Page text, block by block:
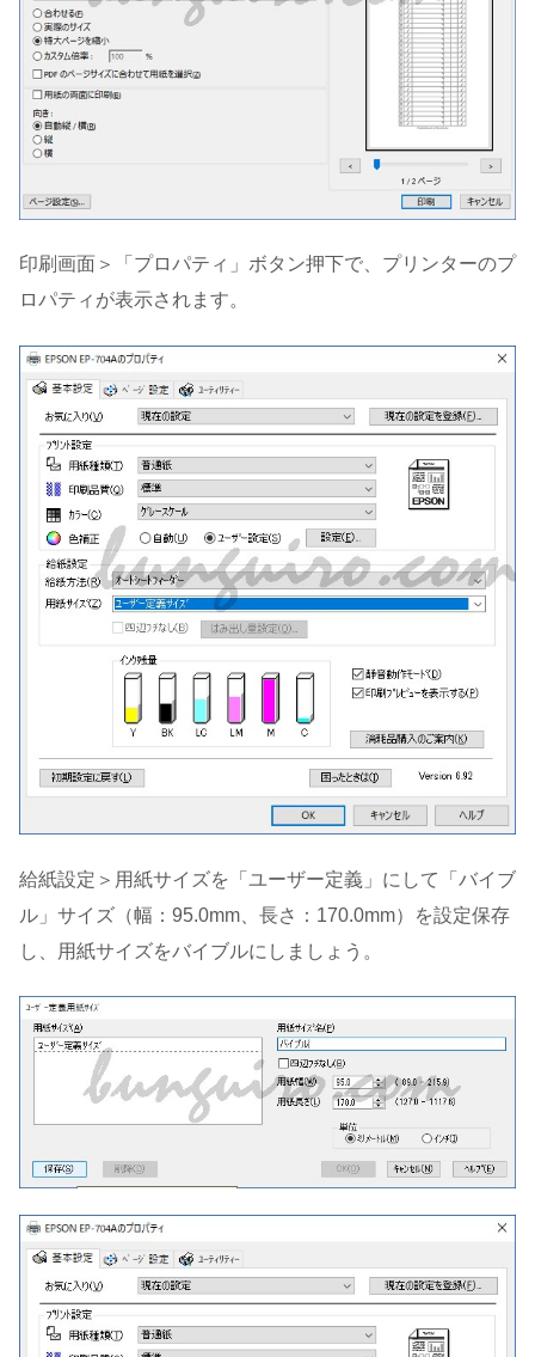
印刷画面＞「プロパティ」ボタン押下で、プリンターのプ
ロパティが表示されます。
給紙設定＞用紙サイズを「ユーザー定義」にして「バイブ
ル」サイズ（幅：95.0mm、長さ：170.0mm）を設定保存
し、用紙サイズをバイブルにしましょう。